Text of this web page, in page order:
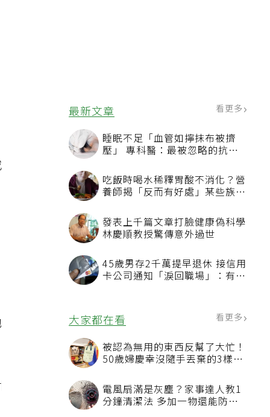
最新文章 看更多
睡眠不足「血管如擰抹布被擠
壓」 專科醫：最被忽略的抗老
吃飯時喝水稀釋胃酸不消化？營
養師揭「反而有好處」某些族群
發表上千篇文章打臉健康偽科學
林慶順教授驚傳意外過世
45歲男存2千萬提早退休 接信用
卡公司通知「淚回職場」：有錢
大家都在看
被認為無用的東西反幫了大忙！
50歲婦慶幸沒隨手丟棄的3樣物
電風扇滿是灰塵？家事達人教1